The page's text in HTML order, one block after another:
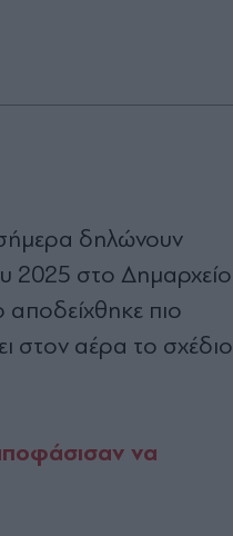
δηλώνουν
2025 στο Δημαρχείο
πιο
στον αέρα το σχέδιο
να